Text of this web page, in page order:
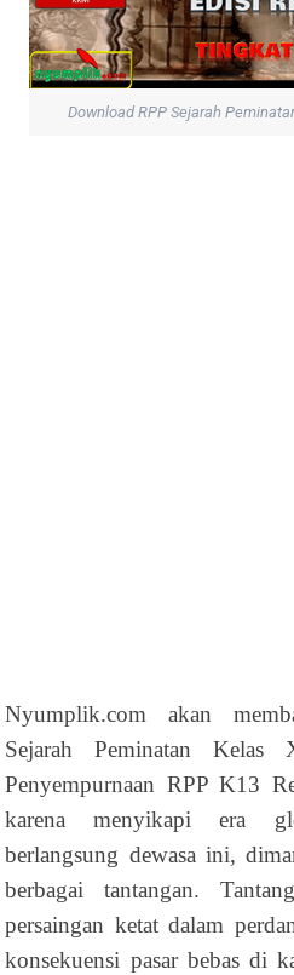
Download RPP Sejarah
Nyumplik.com akan
Sejarah Peminatan
Penyempurnaan RPP K13
karena menyikapi era
berlangsung dewasa ini,
berbagai tantangan.
persaingan ketat dalam
konsekuensi pasar bebas di